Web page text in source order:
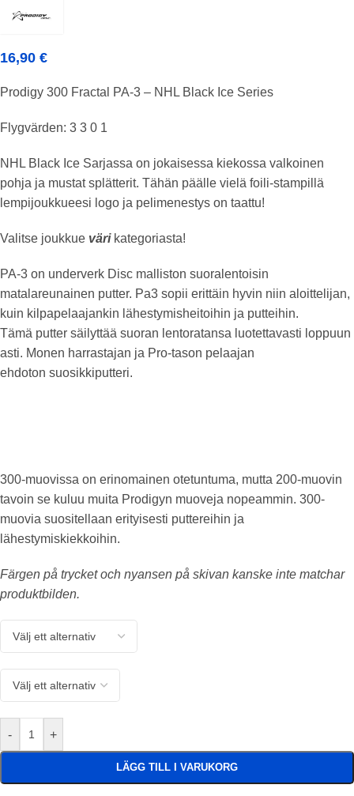
16,90 €
Prodigy 300 Fractal PA-3 – NHL Black Ice Series
Flygvärden: 3 3 0 1
NHL Black Ice Sarjassa on jokaisessa kiekossa valkoinen
pohja ja mustat splätterit. Tähän päälle vielä foili-stampillä
lempijoukkueesi logo ja pelimenestys on taattu!
Valitse joukkue väri kategoriasta!
PA-3 on underverk Disc malliston suoralentoisin
matalareunainen putter. Pa3 sopii erittäin hyvin niin aloittelijan,
kuin kilpapelaajankin lähestymisheitoihin ja putteihin.
Tämä putter säilyttää suoran lentoratansa luotettavasti loppuun
asti. Monen harrastajan ja Pro-tason pelaajan
ehdoton suosikkiputteri.
300-muovissa on erinomainen otetuntuma, mutta 200-muovin
tavoin se kuluu muita Prodigyn muoveja nopeammin. 300-
muovia suositellaan erityisesti puttereihin ja
lähestymiskiekkoihin.
Färgen på trycket och nyansen på skivan kanske inte matchar
produktbilden.
- +
LÄGG TILL I VARUKORG